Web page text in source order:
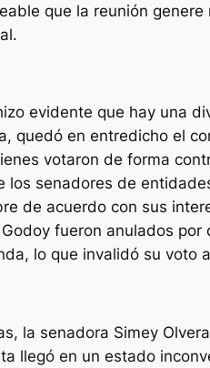
que la reunión
evidente que hay una
quedó en entredicho el
votaron de forma
senadores de
de acuerdo con sus
fueron anulados
lo que invalidó su voto
la senadora Simey
llegó en un estado